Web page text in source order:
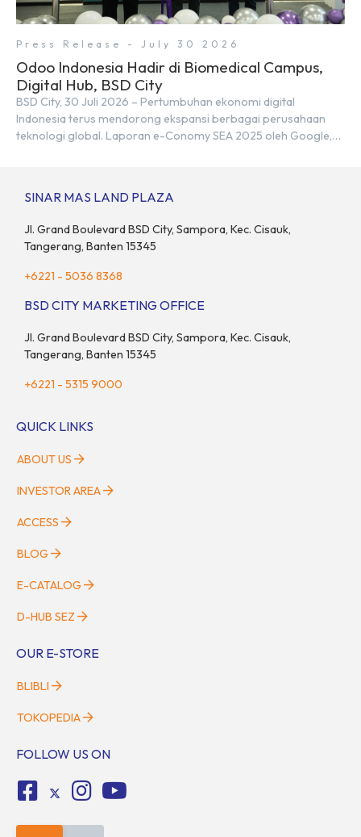
Press Release - July 30 2026
Odoo Indonesia Hadir di Biomedical Campus,
Digital Hub, BSD City
BSD City, 30 Juli 2026 – Pertumbuhan ekonomi digital
Indonesia terus mendorong ekspansi berbagai perusahaan
teknologi global. Laporan e-Conomy SEA 2025 oleh Google,
sebesar 14% dibandingkan dengan tahun sebelumnya. Kondisi
SINAR MAS LAND PLAZA
Jl. Grand Boulevard BSD City, Sampora, Kec. Cisauk,
Tangerang, Banten 15345
+6221 - 5036 8368
BSD CITY MARKETING OFFICE
Jl. Grand Boulevard BSD City, Sampora, Kec. Cisauk,
Tangerang, Banten 15345
+6221 - 5315 9000
QUICK LINKS
ABOUT US
INVESTOR AREA
ACCESS
BLOG
E-CATALOG
D-HUB SEZ
OUR E-STORE
BLIBLI
TOKOPEDIA
FOLLOW US ON